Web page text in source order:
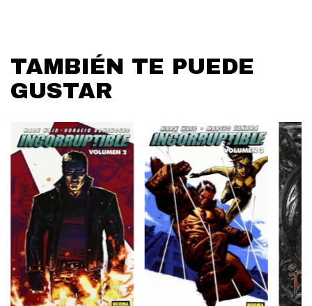
TAMBIÉN TE PUEDE
GUSTAR